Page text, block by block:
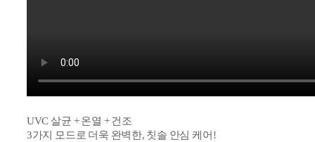
UVC 살균 + 온열 + 건조
3가지 모드로 더욱 완벽한, 칫솔 안심 케어!